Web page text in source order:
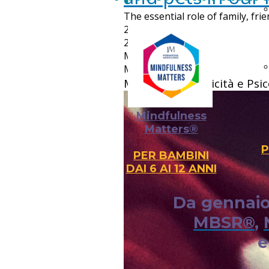
The essential role of family,
2025-02-14 14:09
2025-02-14 14:09
Manuela Crovatto
Manuela Crovatto
Mindfulness, Felicità e
Mindfulness
Matters®
PER BAMBINI
DAI 6 AI 12 ANNI
Da
MBSR®,
"description": "Mindfulness, Training Autogeno e
"Organization", "@id": "https://www.croma.tips", "name":
"https://www.croma.tips/", "founder": { "@id": "https://
"https://www.instagram.com/croma.tips", "https://
"https://www.manuelacrovatto.it", "https://
istruzioni/id1894671893", "https://www.youtube.com/
online e in presenza anche a scuola o in azienda" } ]} ]